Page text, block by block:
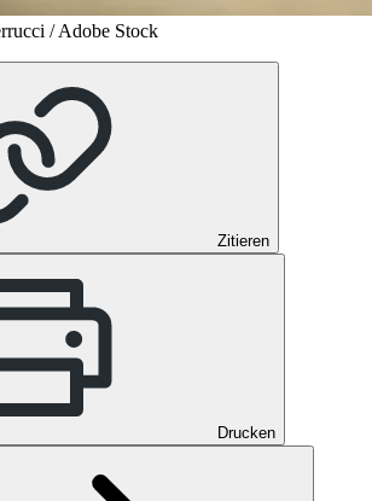
/ Adobe Stock
Zitieren
Drucken